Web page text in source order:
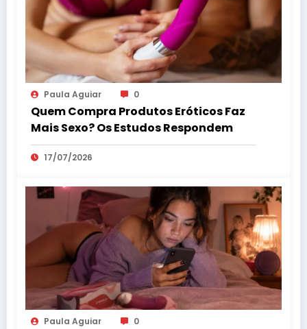
Paula Aguiar 0
Quem Compra Produtos Eróticos Faz
Mais Sexo? Os Estudos Respondem
17/07/2026
Paula Aguiar 0